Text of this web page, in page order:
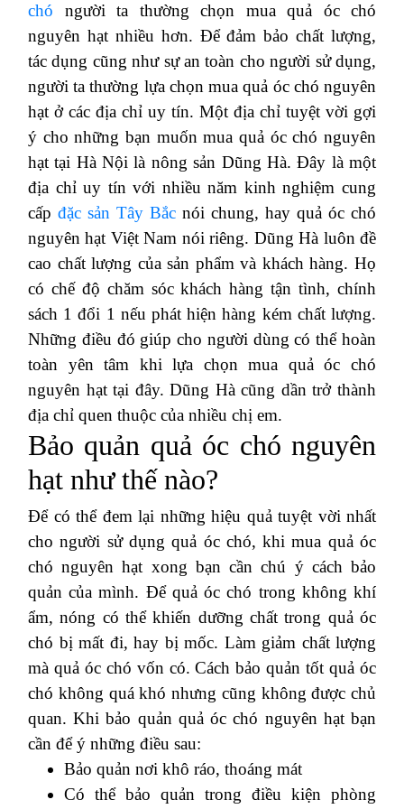
chó người ta thường chọn mua quả óc chó
nguyên hạt nhiều hơn. Để đảm bảo chất lượng,
tác dụng cũng như sự an toàn cho người sử dụng,
người ta thường lựa chọn mua quả óc chó nguyên
hạt ở các địa chỉ uy tín. Một địa chỉ tuyệt vời gợi
ý cho những bạn muốn mua quả óc chó nguyên
hạt tại Hà Nội là nông sản Dũng Hà. Đây là một
địa chỉ uy tín với nhiều năm kinh nghiệm cung
cấp đặc sản Tây Bắc nói chung, hay quả óc chó
nguyên hạt Việt Nam nói riêng. Dũng Hà luôn đề
cao chất lượng của sản phẩm và khách hàng. Họ
có chế độ chăm sóc khách hàng tận tình, chính
sách 1 đổi 1 nếu phát hiện hàng kém chất lượng.
Những điều đó giúp cho người dùng có thể hoàn
toàn yên tâm khi lựa chọn mua quả óc chó
nguyên hạt tại đây. Dũng Hà cũng dần trở thành
địa chỉ quen thuộc của nhiều chị em.
Bảo quản quả óc chó nguyên
hạt như thế nào?
Để có thể đem lại những hiệu quả tuyệt vời nhất
cho người sử dụng quả óc chó, khi mua quả óc
chó nguyên hạt xong bạn cần chú ý cách bảo
quản của mình. Để quả óc chó trong không khí
ẩm, nóng có thể khiến dưỡng chất trong quả óc
chó bị mất đi, hay bị mốc. Làm giảm chất lượng
mà quả óc chó vốn có. Cách bảo quản tốt quả óc
chó không quá khó nhưng cũng không được chủ
quan. Khi bảo quản quả óc chó nguyên hạt bạn
cần để ý những điều sau:
Bảo quản nơi khô ráo, thoáng mát
Có thể bảo quản trong điều kiện phòng